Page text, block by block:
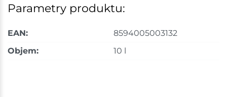
Skladové množství na prodejnách je pouze orientační.
Parametry produktu:
EAN:
8594005003132
Objem:
10 l